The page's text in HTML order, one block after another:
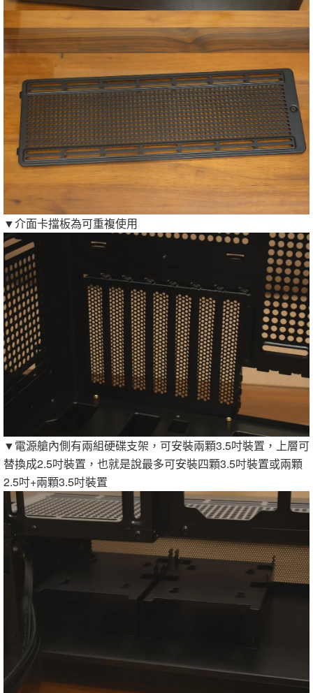
▼介面卡擋板為可重複使用
▼電源艙內側有兩組硬碟支架，可安裝兩顆3.5吋裝置，上層可
替換成2.5吋裝置，也就是說最多可安裝四顆3.5吋裝置或兩顆
2.5吋+兩顆3.5吋裝置